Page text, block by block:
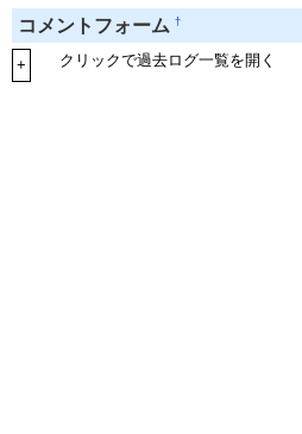
コメントフォーム †
+ クリックで過去ログ一覧を開く